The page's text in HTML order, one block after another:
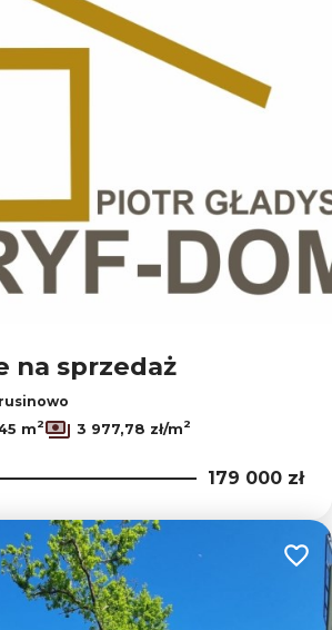
na sprzedaż
m2 3 977,78 zł/m2
179 000 zł